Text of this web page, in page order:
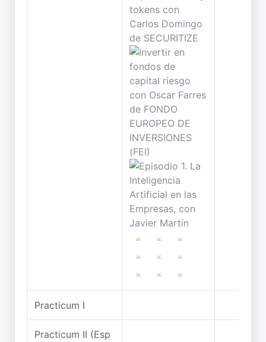
Practicum I
Practicum II (Esp